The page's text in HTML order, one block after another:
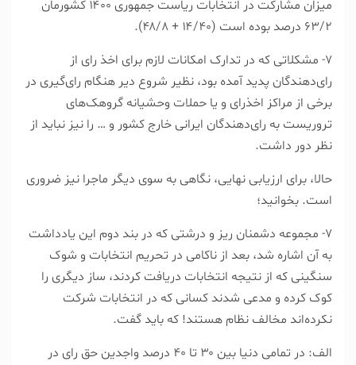
میزان مشارکت در انتخابات ریاست جمهوری ۱۴۰۰ کشورمان
۶۳/۲ درصد بوده است (۱۴/۴۰ + ۴۸/۸).
۷- مشکلاتی که در تدارک امکانات لازم برای اخذ رای از
رای‌دهندگان پدید آمده بود، نظیر شروع دیر هنگام رای‌گیری در
برخی از مراکز اخذ‌رای و یا حملات وحشیانه گروهک‌های
تروریست به رای‌دهندگان ایرانی خارج کشور و … را نیز نباید از
نظر دور داشت.
حالا، برای ارزیابی نهایی، نگاهی به سوی دیگر ماجرا نیز ضروری
است. بخوانید؛
۷- مجموعه دشمنان ریز و درشتی که در بند دوم این یادداشت
به آن اشاره شد، بعد از ناکامی در تحریم انتخابات و شوک
سنگینی که از نتیجه انتخابات دریافت کردند، ساز دیگری را
کوک کرده و مدعی شدند کسانی که در انتخابات شرکت
نکرده‌اند مخالف نظام هستند! که باید گفت.
الف: در تمامی دنیا بین ۳۰ تا ۴۰ درصد واجدین حق رای در